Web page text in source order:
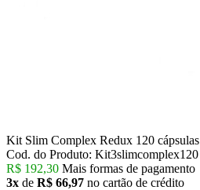
Kit Slim Complex Redux 120 cápsulas
Cod. do Produto: Kit3slimcomplex120
R$ 192,30 Mais formas de pagamento
3x de R$ 66,97 no cartão de crédito